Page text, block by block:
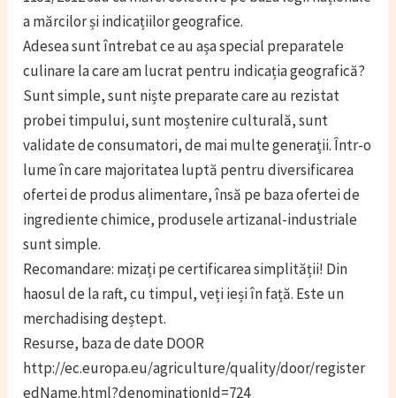
a mărcilor și indicațiilor geografice.
Adesea sunt întrebat ce au așa special preparatele
culinare la care am lucrat pentru indicația geografică?
Sunt simple, sunt niște preparate care au rezistat
probei timpului, sunt moștenire culturală, sunt
validate de consumatori, de mai multe generații. Într-o
lume în care majoritatea luptă pentru diversificarea
ofertei de produs alimentare, însă pe baza ofertei de
ingrediente chimice, produsele artizanal-industriale
sunt simple.
Recomandare: mizați pe certificarea simplității! Din
haosul de la raft, cu timpul, veți ieși în față. Este un
merchadising deștept.
Resurse, baza de date DOOR
http://ec.europa.eu/agriculture/quality/door/register
edName.html?denominationId=724